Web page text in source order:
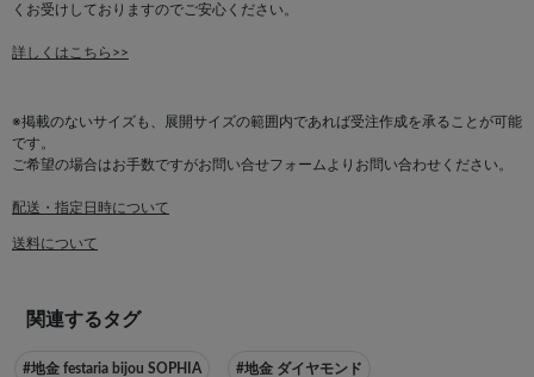
くお受けしておりますのでご安心ください。
詳しくはこちら>>
※掲載のないサイズも、展開サイズの範囲内であれば受注作成を承ることが可能
です。
ご希望の場合はお手数ですがお問い合せフォームよりお問い合わせください。
配送・指定日時について
送料について
関連するタグ
#地金 festaria bijou SOPHIA #地金 ダイヤモンド